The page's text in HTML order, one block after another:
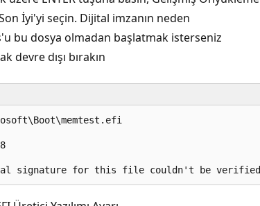
İyi'yi seçin. Dijital imzanın neden
bu dosya olmadan başlatmak isterseniz
devre dışı bırakın